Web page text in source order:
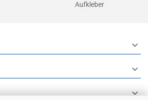
Aufkleber
expand_more
expand_more
expand_more